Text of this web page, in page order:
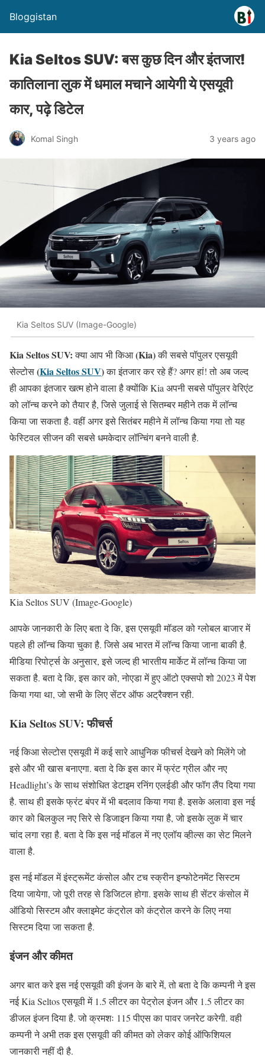
Bloggistan
Kia Seltos SUV: बस कुछ दिन और इंतजार!
कातिलाना लुक में धमाल मचाने आयेगी ये एसयूवी
कार, पढ़े डिटेल
Komal Singh 3 years ago
Kia Seltos SUV (Image-Google)
Kia Seltos SUV:क्या आप भी किआ(Kia)की सबसे पॉपुलर एसयूवी
सेल्टोस(Kia Seltos SUV)का इंतजार कर रहे हैं? अगर हां! तो अब जल्द
ही आपका इंतजार खत्म होने वाला है क्योंकि Kia अपनी सबसे पॉपुलर वेरिएंट
को लॉन्च करने को तैयार है, जिसे जुलाई से सितम्बर महीने तक में लॉन्च
किया जा सकता है. वहीं अगर इसे सितंबर महीने में लॉन्च किया गया तो यह
फेस्टिवल सीजन की सबसे धमकेदार लॉन्चिंग बनने वाली है.
Kia Seltos SUV (Image-Google)
आपके जानकारी के लिए बता दे कि, इस एसयूवी मॉडल को ग्लोबल बाजार में
पहले ही लॉन्च किया चुका है. जिसे अब भारत में लॉन्च किया जाना बाकी है.
मीडिया रिपोर्ट्स के अनुसार, इसे जल्द ही भारतीय मार्केट में लॉन्च किया जा
सकता है. बता दे कि, इस कार को, नोएडा में हुए ऑटो एक्सपो शो 2023 में पेश
किया गया था, जो सभी के लिए सेंटर ऑफ अट्रैक्शन रही.
Kia Seltos SUV:फीचर्स
नई किआ सेल्टोस एसयूवी में कई सारे आधुनिक फीचर्स देखने को मिलेंगे जो
इसे और भी खास बनाएगा. बता दे कि इस कार में फ्रंट ग्रील और नए
Headlight’s के साथ संशोधित डेटाइम रनिंग एलईडी और फॉग लैंप दिया गया
है. साथ ही इसके फ्रंट बंपर में भी बदलाव किया गया है. इसके अलावा इस नई
कार को बिलकुल नए सिरे से डिजाइन किया गया है, जो इसके लुक में चार
चांद लगा रहा है. बता दे कि इस नई मॉडल में नए एलॉय व्हील्स का सेट मिलने
वाला है.
इस नई मॉडल में इंस्ट्रूमेंट कंसोल और टच स्क्रीन इन्फोटेनमेंट सिस्टम
दिया जायेगा, जो पूरी तरह से डिजिटल होगा. इसके साथ ही सेंटर कंसोल में
ऑडियो सिस्टम और क्लाइमेट कंट्रोल को कंट्रोल करने के लिए नया
सिस्टम दिया जा सकता है.
इंजन और कीमत
अगर बात करे इस नई एसयूवी की इंजन के बारे में, तो बता दे कि कम्पनी ने इस
नई Kia Seltos एसयूवी में 1.5 लीटर का पेट्रोल इंजन और 1.5 लीटर का
डीजल इंजन दिया है. जो क्रमशः 115 पीएस का पावर जनरेट करेगी. वही
कम्पनी ने अभी तक इस एसयूवी की कीमत को लेकर कोई ऑफिशियल
जानकारी नहीं दी है.